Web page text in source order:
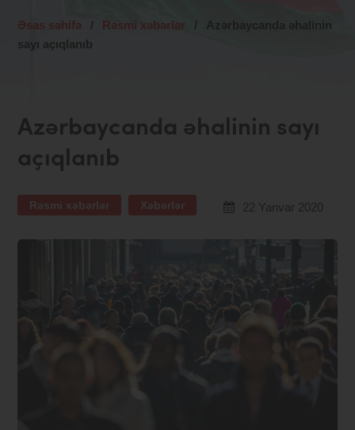
Əsas səhifə / Rəsmi xəbərlər /
Azərbaycanda əhalinin
sayı açıqlanıb
Azərbaycanda əhalinin sayı
açıqlanıb
Rəsmi xəbərlər Xəbərlər 22 Yanvar 2020